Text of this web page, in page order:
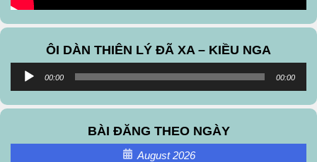
ÔI DÀN THIÊN LÝ ĐÃ XA – KIỀU NGA
Audio
00:00 00:00
BÀI ĐĂNG THEO NGÀY
August 2026